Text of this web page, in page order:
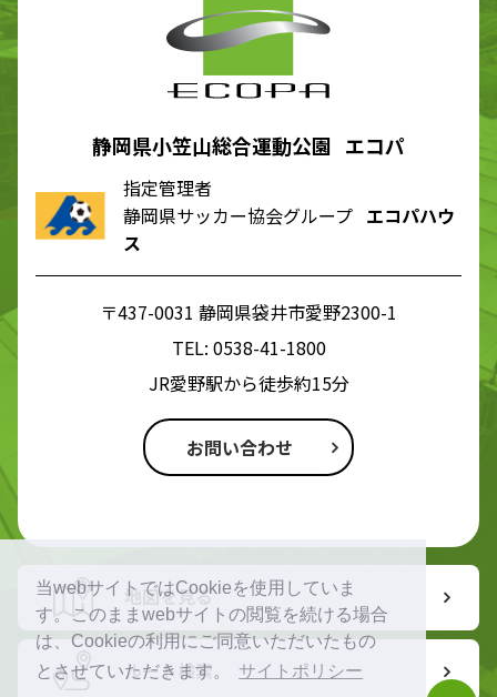
当webサイトではCookieを使用していま
す。このままwebサイトの閲覧を続ける場合
は、Cookieの利用にご同意いただいたもの
とさせていただきます。
サイトポリシー
静岡県小笠山総合運動公園 エコパ
指定管理者
静岡県サッカー協会グループ エコパハウ
ス
〒437-0031 静岡県袋井市愛野2300-1
TEL: 0538-41-1800
JR愛野駅から徒歩約15分
お問い合わせ
地図を見る
ルート検索